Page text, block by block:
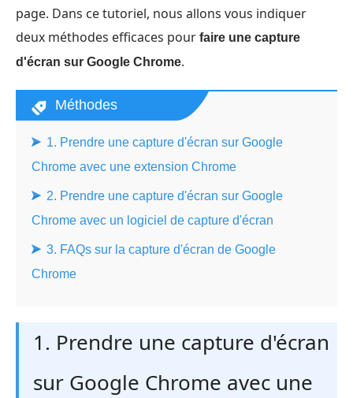
page. Dans ce tutoriel, nous allons vous indiquer
deux méthodes efficaces pour faire une capture
d'écran sur Google Chrome.
Méthodes
1. Prendre une capture d'écran sur Google
Chrome avec une extension Chrome
2. Prendre une capture d'écran sur Google
Chrome avec un logiciel de capture d'écran
3. FAQs sur la capture d'écran de Google
Chrome
1. Prendre une capture d'écran
sur Google Chrome avec une